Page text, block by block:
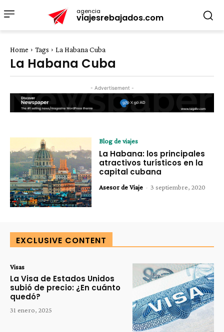
agencia
viajesrebajados.com
Home Tags La Habana Cuba
La Habana Cuba
- Advertisement -
Blog de viajes
La Habana: los principales
atractivos turísticos en la
capital cubana
Asesor de Viaje - 3 septiembre, 2020
EXCLUSIVE CONTENT
Visas
La Visa de Estados Unidos
subió de precio: ¿En cuánto
quedó?
31 enero, 2025